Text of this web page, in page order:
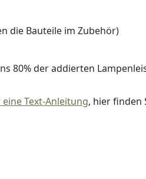
die Bauteile im Zubehör)
der addierten
eine Text-Anleitung, hier finden